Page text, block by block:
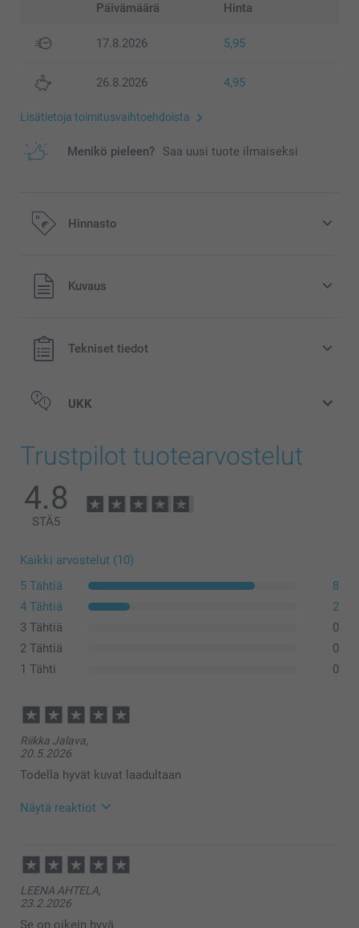
Päivämäärä Hinta
17.8.2026 5,95
26.8.2026 4,95
Lisätietoja toimitusvaihtoehdoista
Menikö pieleen? Saa uusi tuote ilmaiseksi
Hinnasto
Kaikki hinnat ovat euroina, sisältävät arvonlisäveron ja
eivät sisällä postikuluja.
Kuvaus
Tekniset tiedot
UKK
Trustpilot tuotearvostelut
4.8
STÄ5
Kaikki arvostelut (10)
5 Tähtiä
8
4 Tähtiä
2
3 Tähtiä
0
2 Tähtiä
0
1 Tähti
0
Riikka Jalava,
20.5.2026
Todella hyvät kuvat laadultaan
Näytä reaktiot
14:53
Hei Riikka,
Suuret kiitokset ⭐⭐⭐⭐⭐tähdestä ja palautteesta, se
on meille erittäin tärkeää. Kiva että pidät kuvaviltistä
🥰
LEENA AHTELA,
23.2.2026
Se on oikein hyvä